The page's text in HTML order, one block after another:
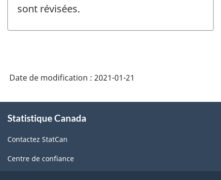
sont révisées.
Date de modification : 2021-01-21
propos
ce
site
Statistique Canada
Contactez StatCan
Centre de confiance